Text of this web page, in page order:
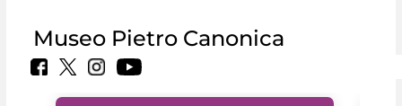
Museo Pietro Canonica